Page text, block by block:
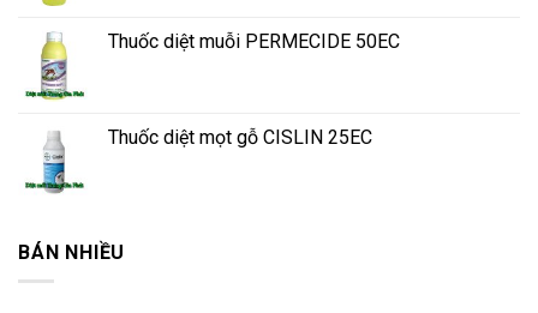
Thuốc diệt muỗi PERMECIDE 50EC
Thuốc diệt mọt gỗ CISLIN 25EC
BÁN NHIỀU